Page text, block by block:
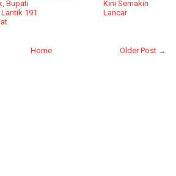
Bupati
191
Kini Semakin
Lancar
Older Post →
Home